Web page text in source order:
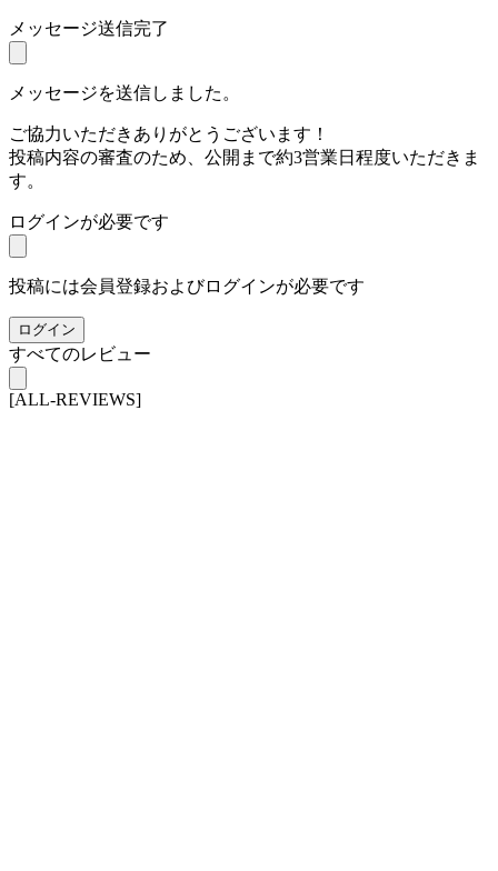
メッセージ送信完了
メッセージを送信しました。
ご協力いただきありがとうございます！
投稿内容の審査のため、公開まで約3営業日程度いただきま
す。
ログインが必要です
投稿には会員登録およびログインが必要です
ログイン
すべてのレビュー
[ALL-REVIEWS]